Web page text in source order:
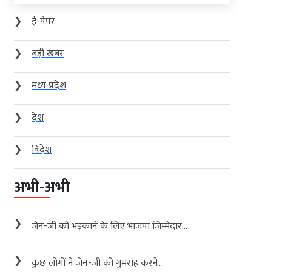
❯
ई-पेपर
❯
बड़ी खबर
❯
मध्य प्रदेश
❯
देश
❯
विदेश
अभी-अभी
❯ जेन-जी को भड़काने के लिए भाजपा जिम्मेदार...
❯ कुछ लोगों ने जेन-जी को गुमराह करने...